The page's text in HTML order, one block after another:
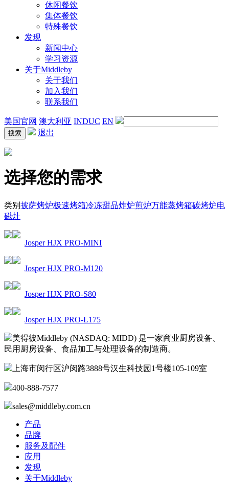
休闲餐饮
集体餐饮
特殊餐饮
发现
新闻中心
学习资源
关于Middleby
关于我们
加入我们
联系我们
美国官网 澳大利亚 INDUC EN
退出
选择您的需求
类别 披萨烤炉极速烤箱冷冻甜品炸炉煎炉万能蒸烤箱碳烤炉电
磁灶
Josper HJX PRO-MINI
Josper HJX PRO-M120
Josper HJX PRO-S80
Josper HJX PRO-L175
美得彼Middleby (NASDAQ: MIDD) 是一家商业厨房设备、
民用厨房设备、食品加工与处理设备的制造商。
上海市闵行区沪闵路3888号汉生科技园1号楼105-109室
400-888-7577
sales@middleby.com.cn
产品
品牌
服务及配件
应用
发现
关于Middleby